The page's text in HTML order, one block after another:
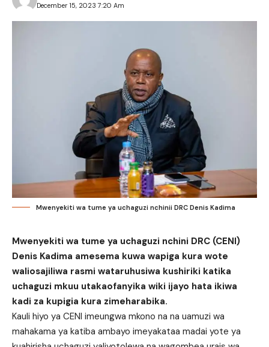
December 15, 2023 7:20 Am
Mwenyekiti wa tume ya uchaguzi nchinii DRC Denis Kadima
Mwenyekiti wa tume ya uchaguzi nchini DRC (CENI)
Denis Kadima amesema kuwa wapiga kura wote
waliosajiliwa rasmi wataruhusiwa kushiriki katika
uchaguzi mkuu utakaofanyika wiki ijayo hata ikiwa
kadi za kupigia kura zimeharabika.
Kauli hiyo ya CENI imeungwa mkono na na uamuzi wa
mahakama ya katiba ambayo imeyakataa madai yote ya